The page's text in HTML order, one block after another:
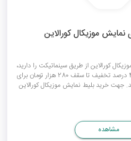
درصدی نمایش موزیکال کورالاین
کورالاین از طریق سینماتیکت را دارید،
می‌توانید با ثبت این کد از 40 درصد تخفیف تا سقف 280 هزار تومان برای
جهت خرید بلیط نمایش موزیکال کورالاین
مشاهده